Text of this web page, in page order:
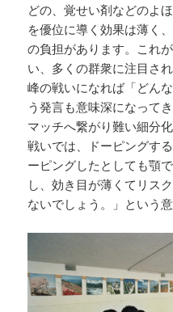
どの、覚せい剤などのよ
を優位に導く効果は薄く
の負担があります。これ
い、多くの群衆に注目さ
峰の戦いになれば「どん
う発言も意味深になって
マッチへ繋がり難い細分
戦いでは、ドーピングす
ーピングしたとしても顎
し、効き目が薄くてリス
ないでしょう。」という